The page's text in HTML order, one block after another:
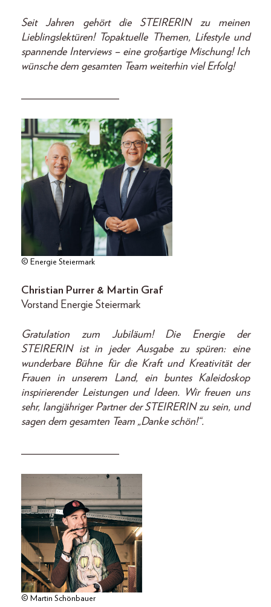
Seit Jahren gehört die STEIRERIN zu meinen
Lieblingslektüren! Topaktuelle Themen, Lifestyle und
spannende Interviews – eine großartige Mischung! Ich
wünsche dem gesamten Team weiterhin viel Erfolg!
__________________
© Energie Steiermark
Christian Purrer & Martin Graf
Vorstand Energie Steiermark
Gratulation zum Jubiläum! Die Energie der
STEIRERIN ist in jeder Ausgabe zu spüren: eine
wunderbare Bühne für die Kraft und Kreativität der
Frauen in unserem Land, ein buntes Kaleidoskop
inspirierender Leistungen und Ideen. Wir freuen uns
sehr, langjähriger Partner der STEIRERIN zu sein, und
sagen dem gesamten Team „Danke schön!“.
© Martin Schönbauer